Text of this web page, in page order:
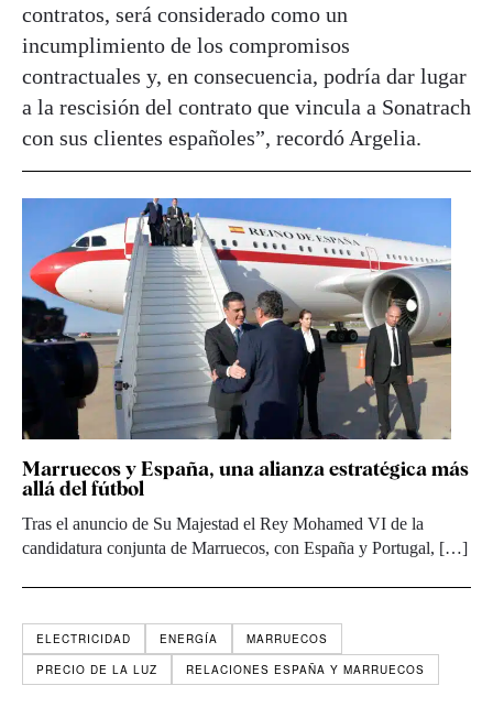
contratos, será considerado como un
incumplimiento de los compromisos
contractuales y, en consecuencia, podría dar lugar
a la rescisión del contrato que vincula a Sonatrach
con sus clientes españoles”, recordó Argelia.
Marruecos y España, una alianza estratégica más
allá del fútbol
Tras el anuncio de Su Majestad el Rey Mohamed VI de la
candidatura conjunta de Marruecos, con España y Portugal, […]
ELECTRICIDAD ENERGÍA
MARRUECOS
PRECIO DE LA LUZ
RELACIONES ESPAÑA Y MARRUECOS